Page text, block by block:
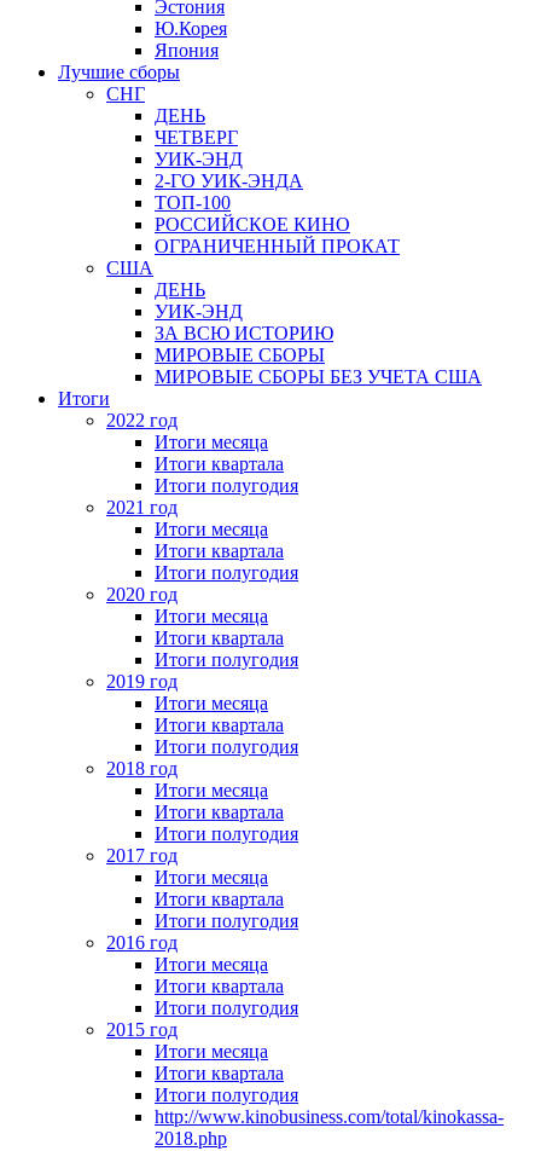
Эстония
Ю.Корея
Япония
Лучшие сборы
СНГ
ДЕНЬ
ЧЕТВЕРГ
УИК-ЭНД
2-ГО УИК-ЭНДА
ТОП-100
РОССИЙСКОЕ КИНО
ОГРАНИЧЕННЫЙ ПРОКАТ
США
ДЕНЬ
УИК-ЭНД
ЗА ВСЮ ИСТОРИЮ
МИРОВЫЕ СБОРЫ
МИРОВЫЕ СБОРЫ БЕЗ УЧЕТА США
Итоги
2022 год
Итоги месяца
Итоги квартала
Итоги полугодия
2021 год
Итоги месяца
Итоги квартала
Итоги полугодия
2020 год
Итоги месяца
Итоги квартала
Итоги полугодия
2019 год
Итоги месяца
Итоги квартала
Итоги полугодия
2018 год
Итоги месяца
Итоги квартала
Итоги полугодия
2017 год
Итоги месяца
Итоги квартала
Итоги полугодия
2016 год
Итоги месяца
Итоги квартала
Итоги полугодия
2015 год
Итоги месяца
Итоги квартала
Итоги полугодия
http://www.kinobusiness.com/total/kinokassa-
2018.php